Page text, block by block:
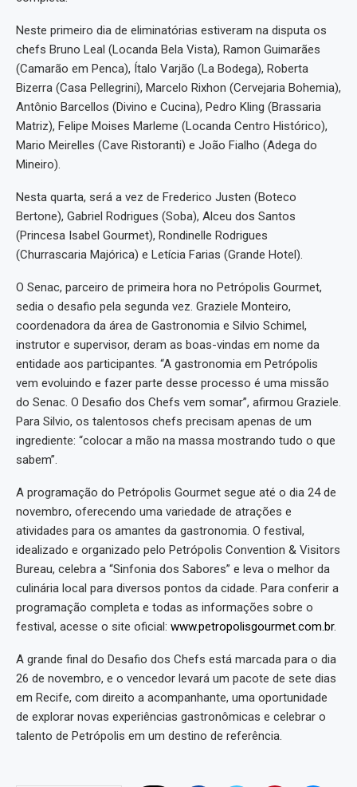
Neste primeiro dia de eliminatórias estiveram na disputa os
chefs Bruno Leal (Locanda Bela Vista), Ramon Guimarães
(Camarão em Penca), Ítalo Varjão (La Bodega), Roberta
Bizerra (Casa Pellegrini), Marcelo Rixhon (Cervejaria Bohemia),
Antônio Barcellos (Divino e Cucina), Pedro Kling (Brassaria
Matriz), Felipe Moises Marleme (Locanda Centro Histórico),
Mario Meirelles (Cave Ristoranti) e João Fialho (Adega do
Mineiro).
Nesta quarta, será a vez de Frederico Justen (Boteco
Bertone), Gabriel Rodrigues (Soba), Alceu dos Santos
(Princesa Isabel Gourmet), Rondinelle Rodrigues
(Churrascaria Majórica) e Letícia Farias (Grande Hotel).
O Senac, parceiro de primeira hora no Petrópolis Gourmet,
sedia o desafio pela segunda vez. Graziele Monteiro,
coordenadora da área de Gastronomia e Silvio Schimel,
instrutor e supervisor, deram as boas-vindas em nome da
entidade aos participantes. “A gastronomia em Petrópolis
vem evoluindo e fazer parte desse processo é uma missão
do Senac. O Desafio dos Chefs vem somar”, afirmou Graziele.
Para Silvio, os talentosos chefs precisam apenas de um
ingrediente: “colocar a mão na massa mostrando tudo o que
sabem”.
A programação do Petrópolis Gourmet segue até o dia 24 de
novembro, oferecendo uma variedade de atrações e
atividades para os amantes da gastronomia. O festival,
idealizado e organizado pelo Petrópolis Convention & Visitors
Bureau, celebra a “Sinfonia dos Sabores” e leva o melhor da
culinária local para diversos pontos da cidade. Para conferir a
programação completa e todas as informações sobre o
festival, acesse o site oficial: www.petropolisgourmet.com.br.
A grande final do Desafio dos Chefs está marcada para o dia
26 de novembro, e o vencedor levará um pacote de sete dias
em Recife, com direito a acompanhante, uma oportunidade
de explorar novas experiências gastronômicas e celebrar o
talento de Petrópolis em um destino de referência.